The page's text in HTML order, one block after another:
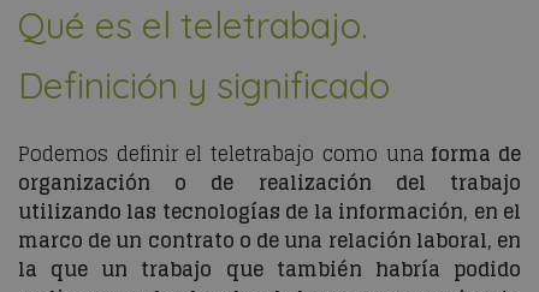
Qué es el teletrabajo.
Definición y significado
Podemos definir el teletrabajo como una forma de
organización o de realización del trabajo
utilizando las tecnologías de la información, en el
marco de un contrato o de una relación laboral, en
la que un trabajo que también habría podido